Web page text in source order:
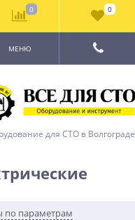
для СТО в Волгограде
МЕНЮ
по параметрам
0 0